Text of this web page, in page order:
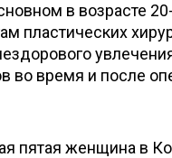
в возрасте
пластических
во время и после
пятая женщина в